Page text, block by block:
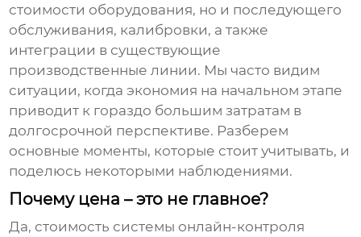
стоимости оборудования, но и последующего
обслуживания, калибровки, а также
интеграции в существующие
производственные линии. Мы часто видим
ситуации, когда экономия на начальном этапе
приводит к гораздо большим затратам в
долгосрочной перспективе. Разберем
основные моменты, которые стоит учитывать, и
поделюсь некоторыми наблюдениями.
Почему цена – это не главное?
Да, стоимость системы онлайн-контроля